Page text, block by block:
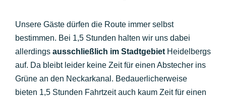
Unsere Gäste dürfen die Route immer selbst
bestimmen. Bei 1,5 Stunden halten wir uns dabei
allerdings ausschließlich im Stadtgebiet Heidelbergs
auf. Da bleibt leider keine Zeit für einen Abstecher ins
Grüne an den Neckarkanal. Bedauerlicherweise
bieten 1,5 Stunden Fahrtzeit auch kaum Zeit für einen